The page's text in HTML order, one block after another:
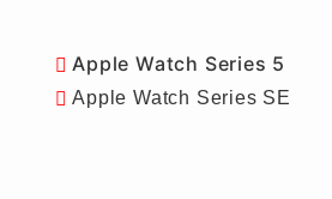
Apple Watch Series 5
Apple Watch Series SE